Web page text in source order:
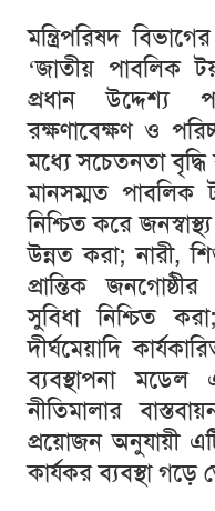
মন্ত্রিপরিষদ
‘জাতীয় পাবলিক
প্রধান উদ্দেশ্য
রক্ষণাবেক্ষণ ও
মধ্যে সচেতনতা বৃদ্ধি
মানসম্মত পাবলিক
নিশ্চিত করে
উন্নত করা; নারী,
প্রান্তিক
সুবিধা নিশ্চিত
দীর্ঘমেয়াদি
ব্যবস্থাপনা মডেল
নীতিমালার
প্রয়োজন অনুযায়ী
কার্যকর ব্যবস্থা গড়ে